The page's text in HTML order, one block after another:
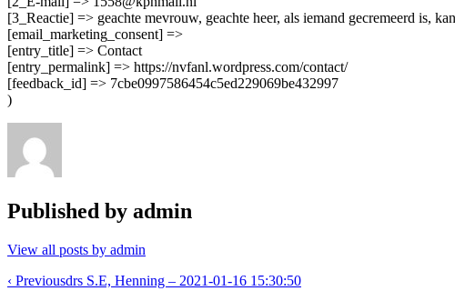
[3_Reactie] => geachte mevrouw, geachte heer, als iemand gecremeerd is,
[email_marketing_consent] =>
[entry_title] => Contact
[entry_permalink] => https://nvfanl.wordpress.com/contact/
[feedback_id] => 7cbe0997586454c5ed229069be432997
)
Published by admin
View all posts by admin
Post
‹ Previousdrs S.E, Henning – 2021-01-16 15:30:50